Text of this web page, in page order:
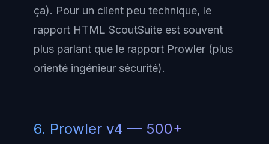
ça). Pour un client peu technique, le
rapport HTML ScoutSuite est souvent
plus parlant que le rapport Prowler (plus
orienté ingénieur sécurité).
6. Prowler v4 — 500+